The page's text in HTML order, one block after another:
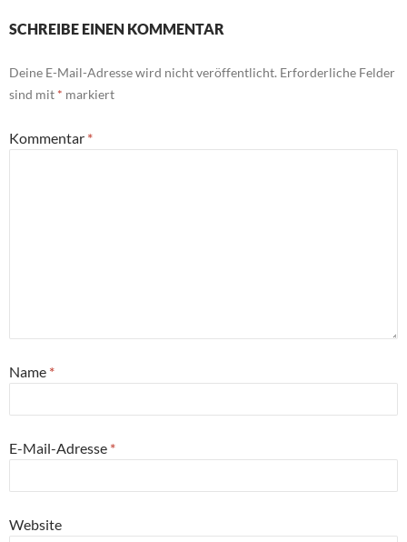
SCHREIBE EINEN KOMMENTAR
Deine E-Mail-Adresse wird nicht veröffentlicht. Erforderliche Felder
sind mit * markiert
Kommentar *
Name *
E-Mail-Adresse *
Website